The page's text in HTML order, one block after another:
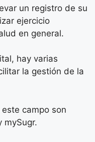
un registro de su
ejercicio
en general.
hay varias
la gestión de la
campo son
mySugr.